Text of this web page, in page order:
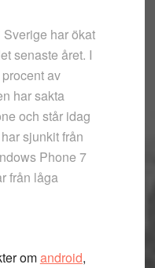
har ökat
senaste året. I
av
har sakta
och står idag
sjunkit från
Phone 7
från låga
omandroid,